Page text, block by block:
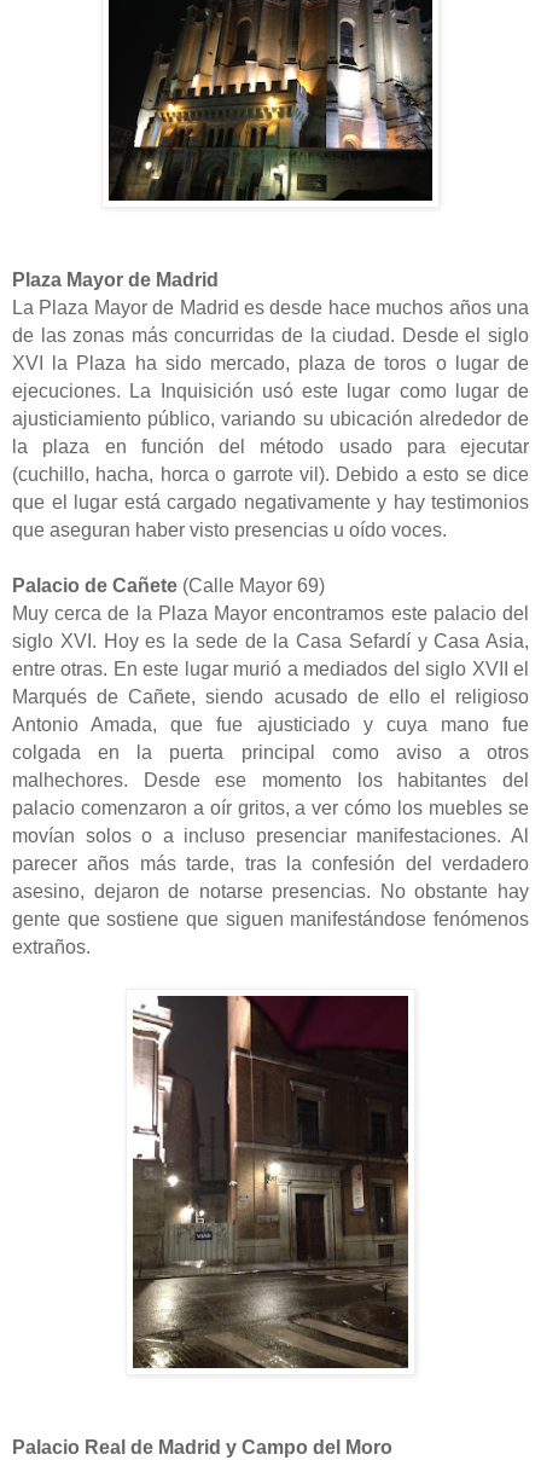
Plaza Mayor de Madrid
La Plaza Mayor de Madrid es desde hace muchos años una
de las zonas más concurridas de la ciudad. Desde el siglo
XVI la Plaza ha sido mercado, plaza de toros o lugar de
ejecuciones. La Inquisición usó este lugar como lugar de
ajusticiamiento público, variando su ubicación alrededor de
la plaza en función del método usado para ejecutar
(cuchillo, hacha, horca o garrote vil). Debido a esto se dice
que el lugar está cargado negativamente y hay testimonios
que aseguran haber visto presencias u oído voces.
Palacio de Cañete (Calle Mayor 69)
Muy cerca de la Plaza Mayor encontramos este palacio del
siglo XVI. Hoy es la sede de la Casa Sefardí y Casa Asia,
entre otras. En este lugar murió a mediados del siglo XVII el
Marqués de Cañete, siendo acusado de ello el religioso
Antonio Amada, que fue ajusticiado y cuya mano fue
colgada en la puerta principal como aviso a otros
malhechores. Desde ese momento los habitantes del
palacio comenzaron a oír gritos, a ver cómo los muebles se
movían solos o a incluso presenciar manifestaciones. Al
parecer años más tarde, tras la confesión del verdadero
asesino, dejaron de notarse presencias. No obstante hay
gente que sostiene que siguen manifestándose fenómenos
extraños.
Palacio Real de Madrid y Campo del Moro